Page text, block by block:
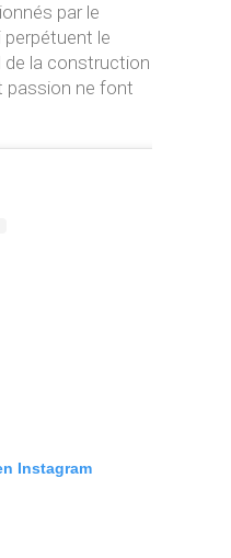
par le
le
de la construction
passion ne font
Instagram